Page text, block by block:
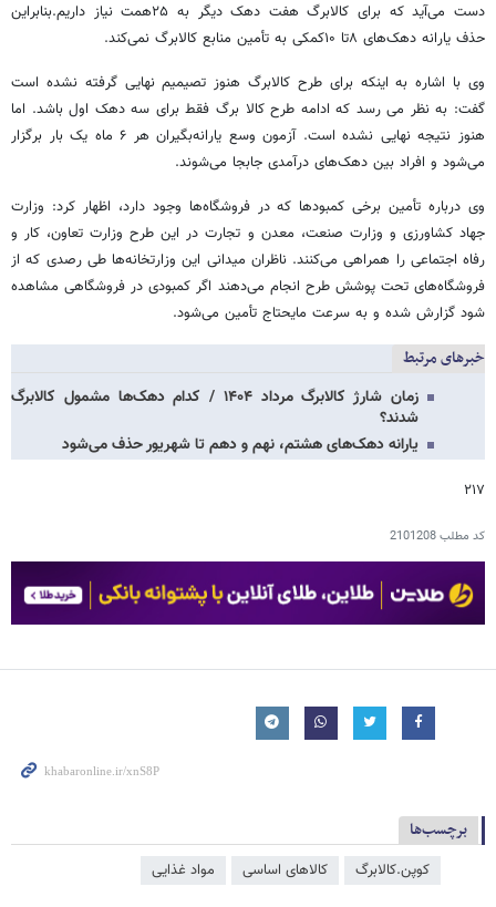
دست می‌آید که برای کالابرگ هفت دهک دیگر به ۲۵همت نیاز داریم.بنابراین
حذف یارانه دهک‌های ۸تا ۱۰کمکی به تأمین منابع کالابرگ نمی‌کند.
وی با اشاره به اینکه برای طرح کالابرگ هنوز تصیمیم نهایی گرفته نشده است
گفت: به نظر می رسد که ادامه طرح کالا برگ فقط برای سه دهک اول باشد. اما
هنوز نتیجه نهایی نشده است. آزمون وسع یارانه‌بگیران هر ۶ ماه یک بار برگزار
می‌شود و افراد بین دهک‌های درآمدی جابجا می‌شوند.
وی درباره تأمین برخی کمبودها که در فروشگاه‌ها وجود دارد، اظهار کرد: وزارت
جهاد کشاورزی و وزارت صنعت، معدن و تجارت در این طرح وزارت تعاون، کار و
رفاه اجتماعی را همراهی می‌کنند. ناظران میدانی این وزارتخانه‌ها طی رصدی که از
فروشگاه‌های تحت پوشش طرح انجام می‌دهند اگر کمبودی در فروشگاهی مشاهده
شود گزارش شده و به سرعت مایحتاج تأمین می‌شود.
خبرهای مرتبط
زمان شارژ کالابرگ مرداد ۱۴۰۴ / کدام دهک‌ها مشمول کالابرگ
شدند؟
یارانه دهک‌های هشتم، نهم و دهم تا شهریور حذف می‌شود
۲۱۷
کد مطلب2101208
برچسب‌ها
کوپن.کالابرگ کالاهای اساسی مواد غذایی